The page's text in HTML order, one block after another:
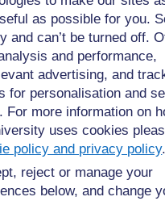
as possible for you.
and can’t be turned off.
and performance,
advertising, and
for personalisation and
For more information on
uses cookies
policy and privacy policy.
reject or manage your
below, and change
être rencontrés
;
;
au sens plus large.
causes de conflit,
et réfléchissons à
dès le départ.